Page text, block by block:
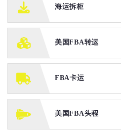
海运拆柜
美国FBA转运
FBA卡运
美国FBA头程